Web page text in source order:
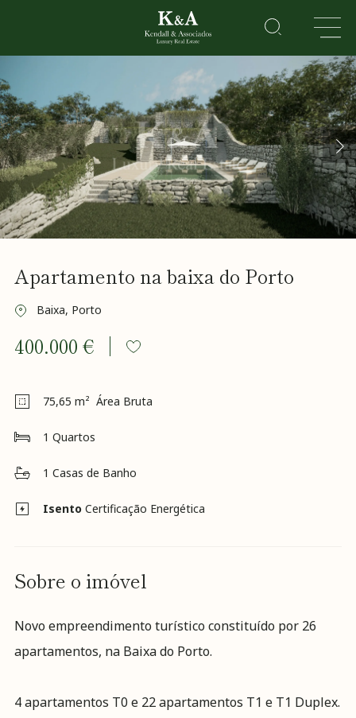
IMÓVEIS
RESIDENCIAL
LAZER
CORPORATE
HOTEIS
&
RESORTS
Nós
Vender
o meu
imóvel
Golden
Visa
RNH
Recrutamento
Notícias
Contactos
Revista
K&A
Apartamento na baixa do Porto
Baixa, Porto
400.000 €
75,65 m² Área Bruta
1 Quartos
1 Casas de Banho
Isento Certificação Energética
Sobre o imóvel
Novo empreendimento turístico constituído por 26
apartamentos, na Baixa do Porto.
4 apartamentos T0 e 22 apartamentos T1 e T1 Duplex.